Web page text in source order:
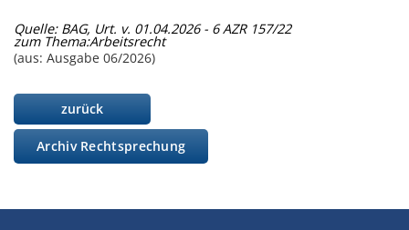
Quelle: BAG, Urt. v. 01.04.2026 - 6 AZR 157/22
zum Thema:Arbeitsrecht
(aus: Ausgabe 06/2026)
zurück
Archiv Rechtsprechung